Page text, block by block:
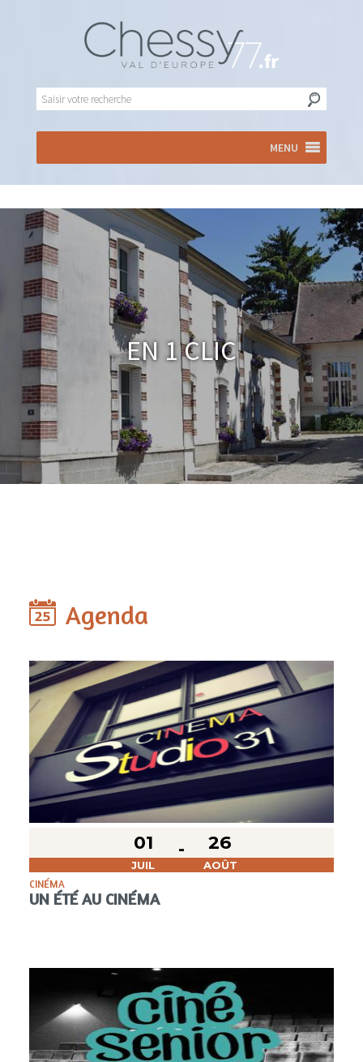
MENU
En 1 clic
Agenda
01
JUIL
26
AOÛT
CINÉMA
UN ÉTÉ AU CINÉMA